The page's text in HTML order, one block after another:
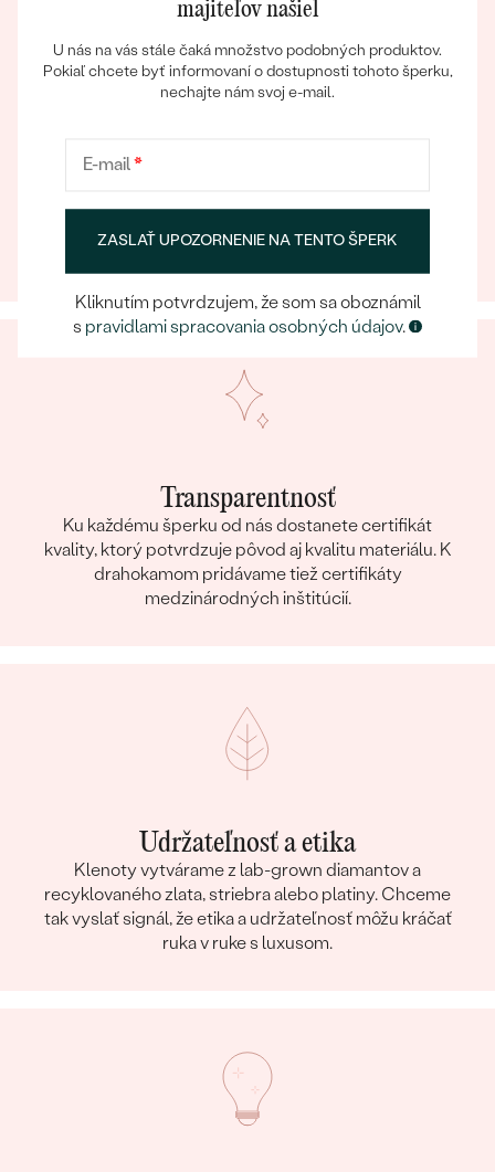
Bestsellery
Pri nakupovaní online aj osobne sa môžete spoľahnúť
na náš tím, ktorý sa postará o to, aby už samotný
Transparentnosť
Ku každému šperku od nás dostanete certifikát
kvality, ktorý potvrdzuje pôvod aj kvalitu materiálu. K
drahokamom pridávame tiež certifikáty
medzinárodných inštitúcií.
Udržateľnosť a etika
Klenoty vytvárame z lab-grown diamantov a
recyklovaného zlata, striebra alebo platiny. Chceme
tak vyslať signál, že etika a udržateľnosť môžu kráčať
ruka v ruke s luxusom.
majiteľov našiel
U nás na vás stále čaká množstvo podobných produktov.
Pokiaľ chcete byť informovaní o dostupnosti tohoto šperku,
nechajte nám svoj e-mail.
E-mail*
ZASLAŤ UPOZORNENIE NA TENTO ŠPERK
Kliknutím potvrdzujem, že som sa oboznámil
s pravidlami spracovania osobných údajov.